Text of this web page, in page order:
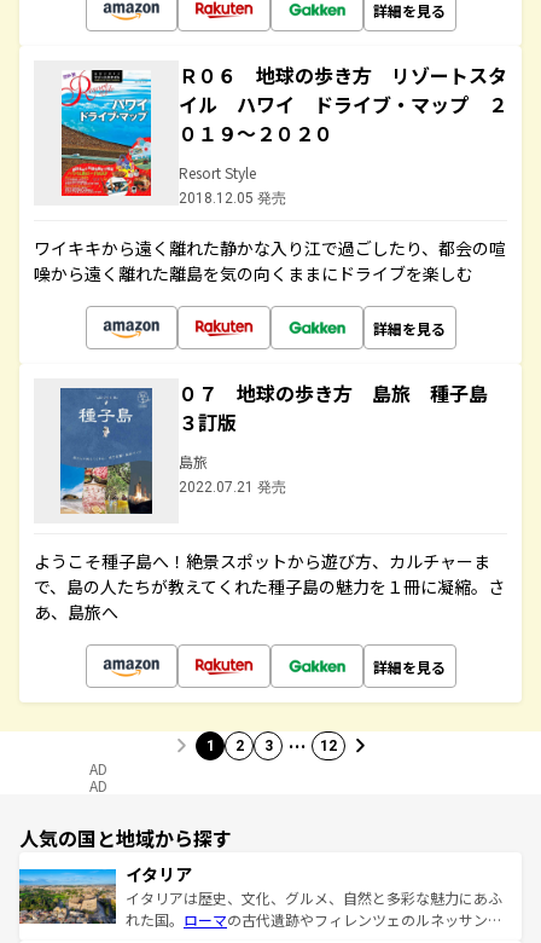
詳細を見る
Ｒ０６ 地球の歩き方 リゾートスタ
イル ハワイ ドライブ・マップ ２
０１９～２０２０
Resort Style
2018.12.05 発売
ワイキキから遠く離れた静かな入り江で過ごしたり、都会の喧
噪から遠く離れた離島を気の向くままにドライブを楽しむ
詳細を見る
０７ 地球の歩き方 島旅 種子島
３訂版
島旅
2022.07.21 発売
ようこそ種子島へ！絶景スポットから遊び方、カルチャーま
で、島の人たちが教えてくれた種子島の魅力を１冊に凝縮。さ
あ、島旅へ
詳細を見る
1 2 3 … 12
AD
AD
人気の国と地域から探す
イタリア
イタリアは歴史、文化、グルメ、自然と多彩な魅力にあふ
れた国。 ローマの古代遺跡やフィレンツェのルネッサンス